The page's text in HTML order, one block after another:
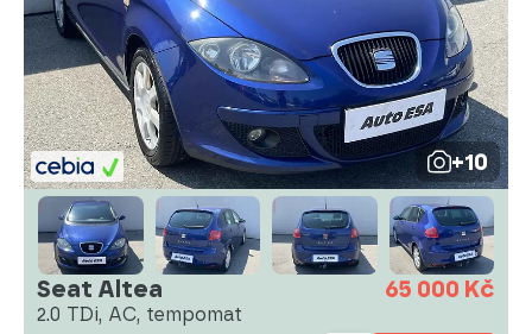
+10
Seat Altea
2.0 TDi, AC, tempomat
65 000 Kč